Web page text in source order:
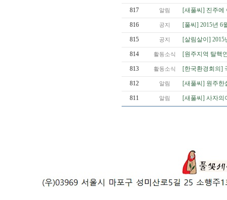
817 알림 [새풀씨] 진주에
816 공지 [풀씨] 2015년 6
815 공지 [살림살이] 2015
814 활동소식 [원주지역 탈핵
813 활동소식 [한국환경회의]
812 알림 [새풀씨] 원주한
811 알림 [새풀씨] 사자의